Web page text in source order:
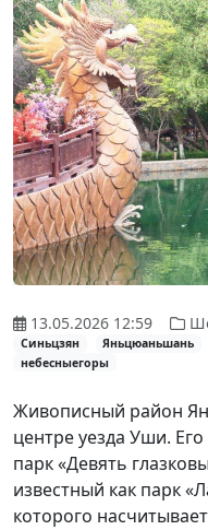
13.05.2026 12:59
Синьцзян Яньцюаньшань
небесныегоры
Живописный район
центре уезда Уши.
парк «Девять
известный как парк
которого